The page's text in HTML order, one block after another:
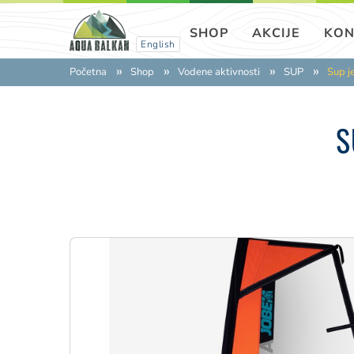
English
SHOP AKCIJE
Početna Shop Vodene aktivnosti SUP Sup